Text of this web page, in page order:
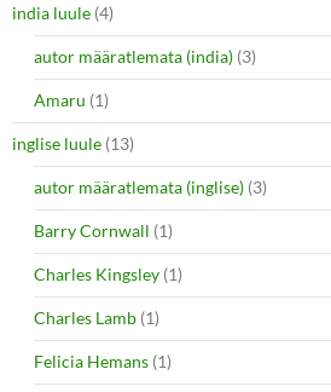
india luule (4)
autor määratlemata (india) (3)
Amaru (1)
inglise luule (13)
autor määratlemata (inglise) (3)
Barry Cornwall (1)
Charles Kingsley (1)
Charles Lamb (1)
Felicia Hemans (1)